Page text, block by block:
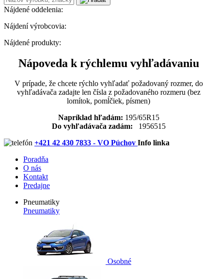
Nájdené oddelenia:
Nájdení výrobcovia:
Nájdené produkty:
Nápoveda k rýchlemu vyhľadávaniu
V prípade, že chcete rýchlo vyhľadať požadovaný rozmer, do
vyhľadávača zadajte len čísla z požadovaného rozmeru (bez
lomítok, pomĺčiek, písmen)
Napríklad hľadám: 195/65R15
Do vyhľadávača zadám: 1956515
+421 42 430 7833 - VO Púchov Info linka
Poradňa
O nás
Kontakt
Predajne
Pneumatiky
Pneumatiky
Osobné